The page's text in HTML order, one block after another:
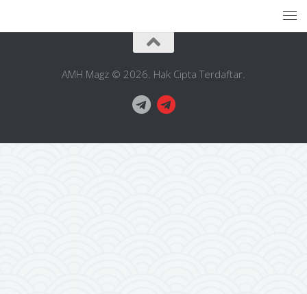
AMH Magz © 2026. Hak Cipta Terdaftar.